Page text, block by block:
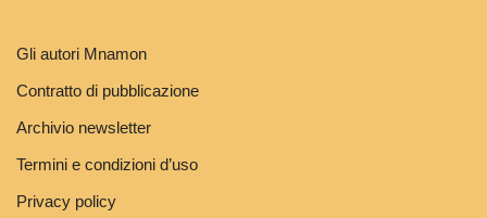
Gli autori Mnamon
Contratto di pubblicazione
Archivio newsletter
Termini e condizioni d’uso
Privacy policy